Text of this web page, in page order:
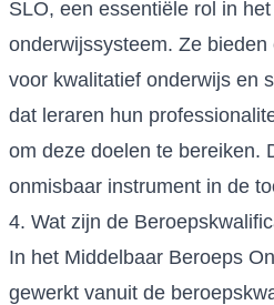
SLO, een essentiële rol in
onderwijssysteem. Ze
voor kwalitatief onderwijs en
dat leraren hun
om deze doelen te bereiken.
onmisbaar instrument in de
4. Wat zijn de
In het Middelbaar Beroeps
gewerkt vanuit de